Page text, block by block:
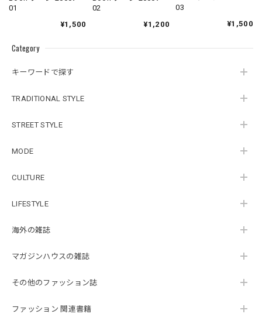
Category
キーワードで探す
TRADITIONAL STYLE
STREET STYLE
MODE
CULTURE
LIFESTYLE
海外の雑誌
マガジンハウスの雑誌
その他のファッション誌
ファッション 関連書籍
01
¥1,500
02
¥1,200
03
¥1,500